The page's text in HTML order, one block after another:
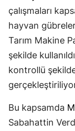
çalışmaları
hayvan
Tarım Makine
şekilde
kontrollü şekilde
Bu kapsamda
Sabahattin